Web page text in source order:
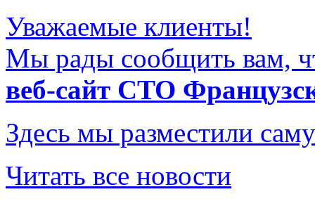
Уважаемые клиенты!
Мы рады сообщить вам,
веб-сайт СТО
Здесь мы разместили
Читать все новости